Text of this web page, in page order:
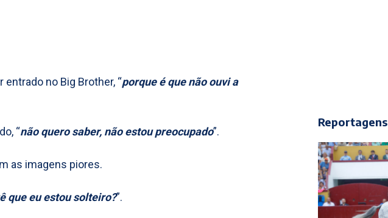
no Big Brother, “porque é que não ouvi a
“não quero saber, não estou preocupado”.
as imagens piores.
que eu estou solteiro?”.
Reportagens